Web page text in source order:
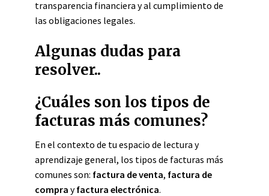
transparencia financiera y al cumplimiento de
las obligaciones legales.
Algunas dudas para
resolver..
¿Cuáles son los tipos de
facturas más comunes?
En el contexto de tu espacio de lectura y
aprendizaje general, los tipos de facturas más
comunes son: factura de venta, factura de
compra yfactura electrónica.